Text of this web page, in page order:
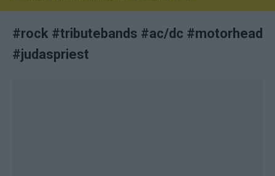
#rock #tributebands #ac/dc #motorhead
#judaspriest